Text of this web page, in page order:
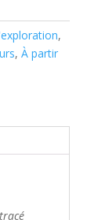
,
, À partir